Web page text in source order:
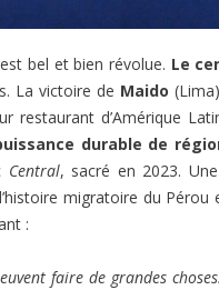
bel et bien révolue. Le
La victoire de Maido
restaurant d’Amérique
durable de
Central, sacré en 2023.
migratoire du
:
faire de grandes